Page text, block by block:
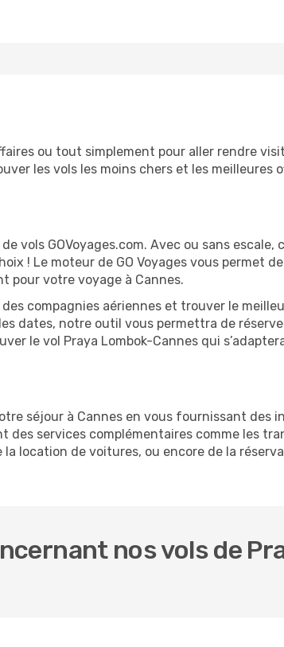
ou tout simplement pour aller rendre
les vols les moins chers et les meilleures
vols GOVoyages.com. Avec ou sans escale,
! Le moteur de GO Voyages vous permet
pour votre voyage à Cannes.
compagnies aériennes et trouver le
dates, notre outil vous permettra de
le vol Praya Lombok-Cannes qui
séjour à Cannes en vous fournissant des
des services complémentaires comme les
location de voitures, ou encore de la
nos vols de